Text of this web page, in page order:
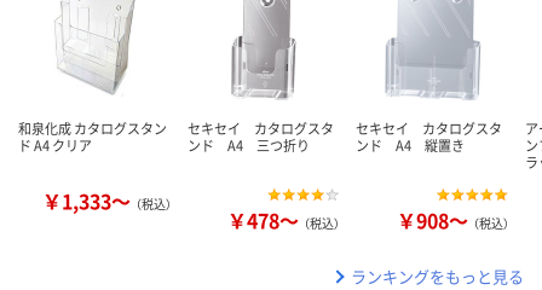
和泉化成 カタログスタン
ド A4 クリア
￥1,333～ （税込）
セキセイ カタログスタ
ンド A4 三つ折り
￥478～ （税込）
セキセイ カタログスタ
ンド A4 縦置き
￥908～ （税込）
ア
ランキングをもっと見る